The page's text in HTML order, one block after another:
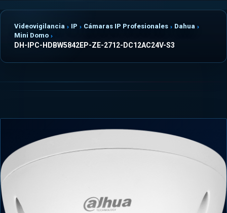
Videovigilancia IP Cámaras IP Profesionales
Dahua
Mini Domo
DH-IPC-HDBW5842EP-ZE-2712-DC12AC24V-S3